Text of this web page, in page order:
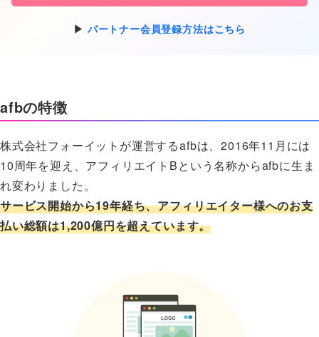
パートナー会員登録方法はこちら
afbの特徴
株式会社フォーイットが運営するafbは、2016年11月には
10周年を迎え、アフィリエイトBという名称からafbに生ま
れ変わりました。
サービス開始から19年経ち、アフィリエイター様へのお支
払い総額は1,200億円を超えています。